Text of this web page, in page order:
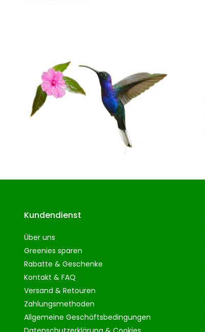
Kundendienst
Über uns
Greenies sparen
Rabatte & Geschenke
Kontakt & FAQ
Versand & Retouren
Zahlungsmethoden
Allgemeine Geschäftsbedingungen